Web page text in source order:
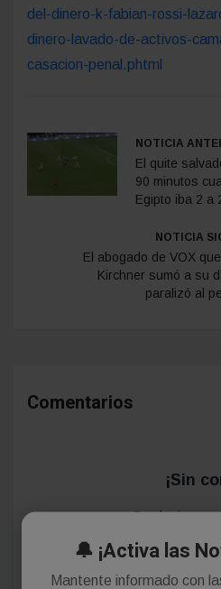
del-dinero-k-fabian-rossi-
dinero-lavado-de-activos-
casacion-penal.phtml
NOTICIA
El quite
90 minutos
Egipto iba 2 a
NOTICIA
El abogado de VOX
Kirchner sumó a su
paralizó al
Comentarios
¡Sin
Se el primero
🔔 ¡Activa las
Mantente informado con